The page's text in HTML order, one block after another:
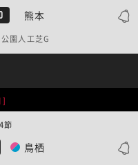
熊本
園人工芝G
]
鳥栖